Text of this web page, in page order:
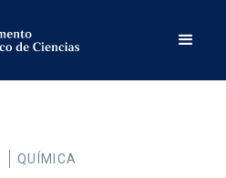
QUÍMICA